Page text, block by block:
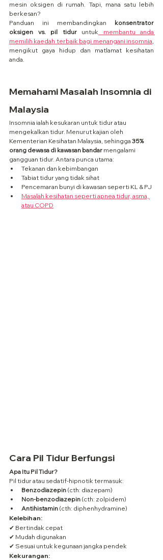
mesin oksigen di rumah. Tapi, mana satu lebih
berkesan?
Panduan ini membandingkan konsentrator
oksigen vs. pil tidur untuk membantu anda
memilih kaedah terbaik bagi menangani insomnia,
mengikut gaya hidup dan matlamat kesihatan
anda.
Memahami Masalah Insomnia di
Malaysia
Insomnia ialah kesukaran untuk tidur atau
mengekalkan tidur. Menurut kajian oleh
Kementerian Kesihatan Malaysia, sehingga 35%
orang dewasa di kawasan bandar mengalami
gangguan tidur. Antara punca utama:
Tekanan dan kebimbangan
Tabiat tidur yang tidak sihat
Pencemaran bunyi di kawasan seperti KL & PJ
Masalah kesihatan seperti apnea tidur, asma,
atau COPD
Cara Pil Tidur Berfungsi
Apa Itu Pil Tidur?
Pil tidur atau sedatif-hipnotik termasuk:
Benzodiazepin (cth: diazepam)
Non-benzodiazepin (cth: zolpidem)
Antihistamin (cth: diphenhydramine)
Kelebihan:
✔ Bertindak cepat
✔ Mudah digunakan
✔ Sesuai untuk kegunaan jangka pendek
Kekurangan: